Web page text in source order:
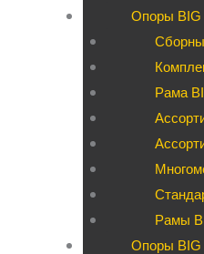
Опоры BIG
Рама
Рамы
Опоры BIG